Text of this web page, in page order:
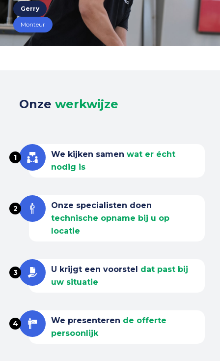
Gerry
Monteur
Onze werkwijze
1 We kijken samen wat er écht
nodig is
2
Onze specialisten doen
technische opname bij u op
locatie
3 U krijgt een voorstel dat past bij
uw situatie
4 We presenteren de offerte
persoonlijk